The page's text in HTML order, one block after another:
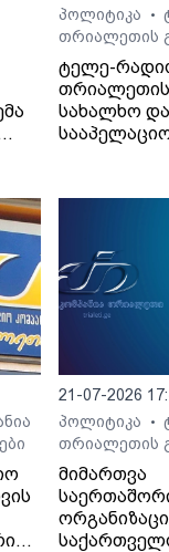
პოლიტიკა
•
თრიალეთის
ტელე-
თრიალეთის
სახალხო
შესახებ
21-07-2026
პოლიტიკა
•
თრიალეთის
მიმართვა